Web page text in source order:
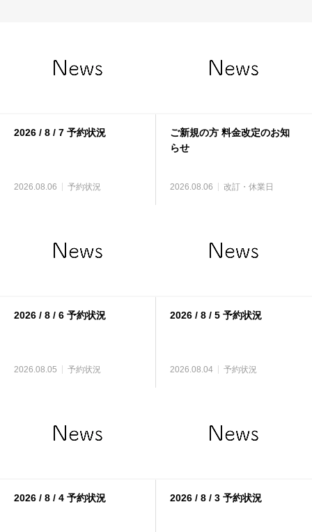
2026 / 8 / 7 予約状況
2026.08.06 予約状況
ご新規の方 料金改定のお知
らせ
2026.08.06 改訂・休業日
2026 / 8 / 6 予約状況
2026.08.05 予約状況
2026 / 8 / 5 予約状況
2026.08.04 予約状況
2026 / 8 / 4 予約状況 2026 / 8 / 3 予約状況